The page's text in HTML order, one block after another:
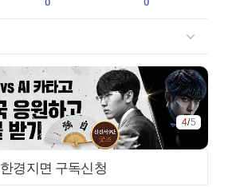
4/5
한경지면 구독신청